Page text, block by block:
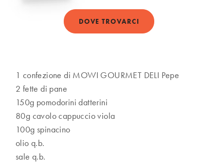
DOVE TROVARCI
1 confezione di MOWI GOURMET DELI Pepe
2 fette di pane
150g pomodorini datterini
80g cavolo cappuccio viola
100g spinacino
olio q.b.
sale q.b.